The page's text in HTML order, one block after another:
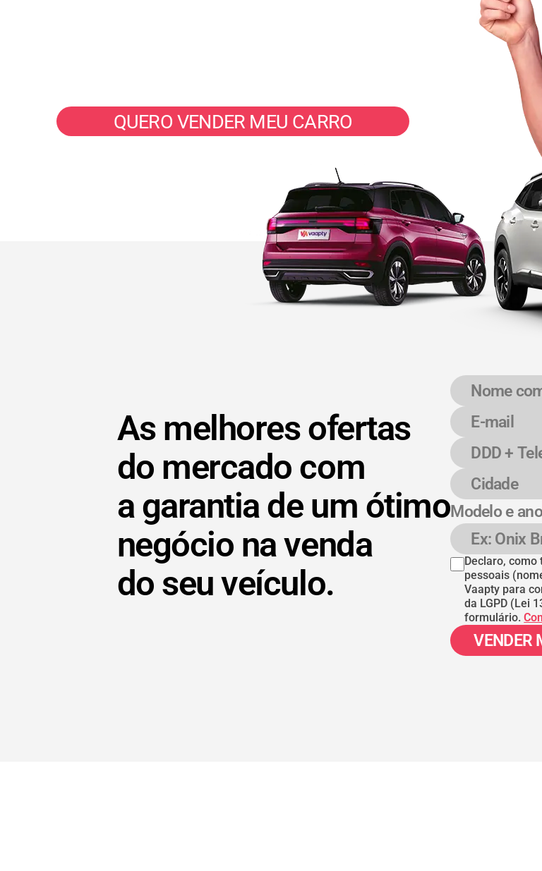
QUERO VENDER MEU CARRO
As melhores ofertas
do mercado com
a garantia de um ótimo
negócio na venda
do seu veículo.
Nome completo
E-mail
DDD + Telefone
Cidade
Modelo e
Modelo e ano
Declaro,
pessoais
Vaapty para
da LGPD (Lei
formulário.
VENDER